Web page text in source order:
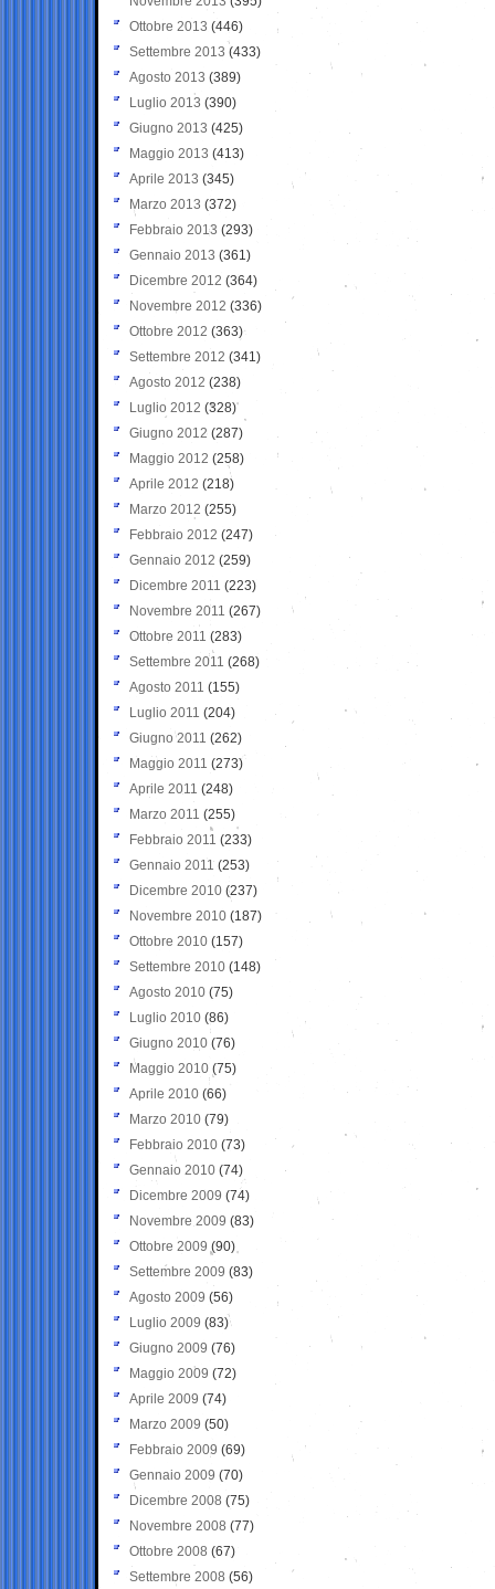
Ottobre 2013 (446)
Settembre 2013 (433)
Agosto 2013 (389)
Luglio 2013 (390)
Giugno 2013 (425)
Maggio 2013 (413)
Aprile 2013 (345)
Marzo 2013 (372)
Febbraio 2013 (293)
Gennaio 2013 (361)
Dicembre 2012 (364)
Novembre 2012 (336)
Ottobre 2012 (363)
Settembre 2012 (341)
Agosto 2012 (238)
Luglio 2012 (328)
Giugno 2012 (287)
Maggio 2012 (258)
Aprile 2012 (218)
Marzo 2012 (255)
Febbraio 2012 (247)
Gennaio 2012 (259)
Dicembre 2011 (223)
Novembre 2011 (267)
Ottobre 2011 (283)
Settembre 2011 (268)
Agosto 2011 (155)
Luglio 2011 (204)
Giugno 2011 (262)
Maggio 2011 (273)
Aprile 2011 (248)
Marzo 2011 (255)
Febbraio 2011 (233)
Gennaio 2011 (253)
Dicembre 2010 (237)
Novembre 2010 (187)
Ottobre 2010 (157)
Settembre 2010 (148)
Agosto 2010 (75)
Luglio 2010 (86)
Giugno 2010 (76)
Maggio 2010 (75)
Aprile 2010 (66)
Marzo 2010 (79)
Febbraio 2010 (73)
Gennaio 2010 (74)
Dicembre 2009 (74)
Novembre 2009 (83)
Ottobre 2009 (90)
Settembre 2009 (83)
Agosto 2009 (56)
Luglio 2009 (83)
Giugno 2009 (76)
Maggio 2009 (72)
Aprile 2009 (74)
Marzo 2009 (50)
Febbraio 2009 (69)
Gennaio 2009 (70)
Dicembre 2008 (75)
Novembre 2008 (77)
Ottobre 2008 (67)
Settembre 2008 (56)